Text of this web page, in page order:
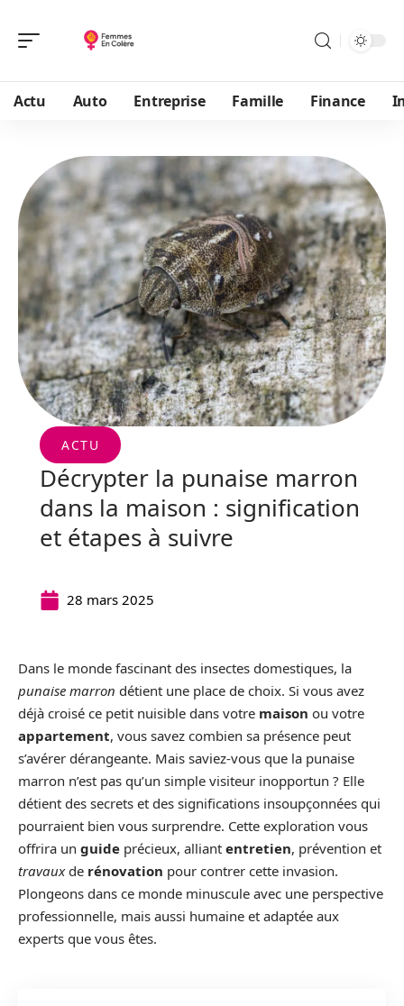
Actu Auto Entreprise Famille Finance
ACTU
Décrypter la punaise marron
dans la maison : signification
et étapes à suivre
28 mars 2025
Dans le monde fascinant des insectes domestiques, la
punaise marron détient une place de choix. Si vous avez
déjà croisé ce petit nuisible dans votre maison ou votre
appartement, vous savez combien sa présence peut
s’avérer dérangeante. Mais saviez-vous que la punaise
marron n’est pas qu’un simple visiteur inopportun ? Elle
détient des secrets et des significations insoupçonnées qui
pourraient bien vous surprendre. Cette exploration vous
offrira un guide précieux, alliant entretien, prévention et
travauxde rénovation pour contrer cette invasion.
Plongeons dans ce monde minuscule avec une perspective
professionnelle, mais aussi humaine et adaptée aux
experts que vous êtes.